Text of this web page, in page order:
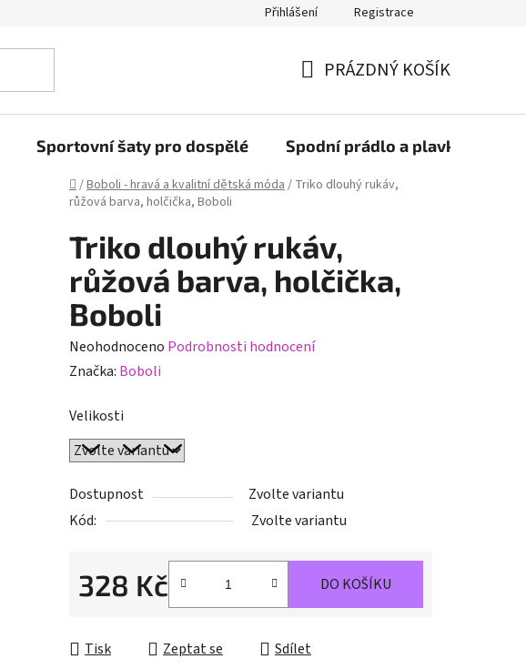
Přihlášení Registrace
KOŠÍK
PRÁZDNÝ KOŠÍK
Sportovní šaty pro dospělé Spodní prádlo a plavky
Domů
/Boboli - hravá a kvalitní dětská móda/ Triko dlouhý rukáv,
růžová barva, holčička, Boboli
Triko dlouhý rukáv,
růžová barva, holčička,
Boboli
Průměrné
hodnocení
je
0,0
z
5
hvězdiček.
Neohodnoceno Podrobnosti hodnocení
Značka: Boboli
Velikosti
Dostupnost
Zvolte variantu
Kód:
Zvolte variantu
328 Kč DO KOŠÍKU
Tisk Zeptat se Sdílet